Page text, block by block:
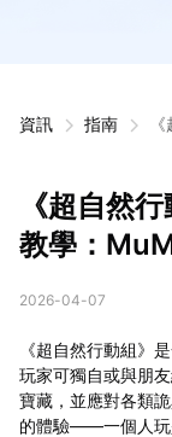
資訊 指南
《超自然
教學：
2026-04-07
《超自然行動組》
玩家可獨自或與朋
寶藏，並應對各類
的體驗——一個人玩